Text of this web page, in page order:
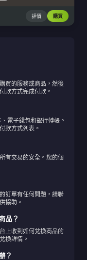
評價 購買
買的服務或商品，然後
款方式完成付款。
電子錢包和銀行轉帳。
款方式列表。
有交易的安全。您的個
訂單有任何問題，請聯
協助。
品？
上收到如何兌換商品的
換詳情。
？